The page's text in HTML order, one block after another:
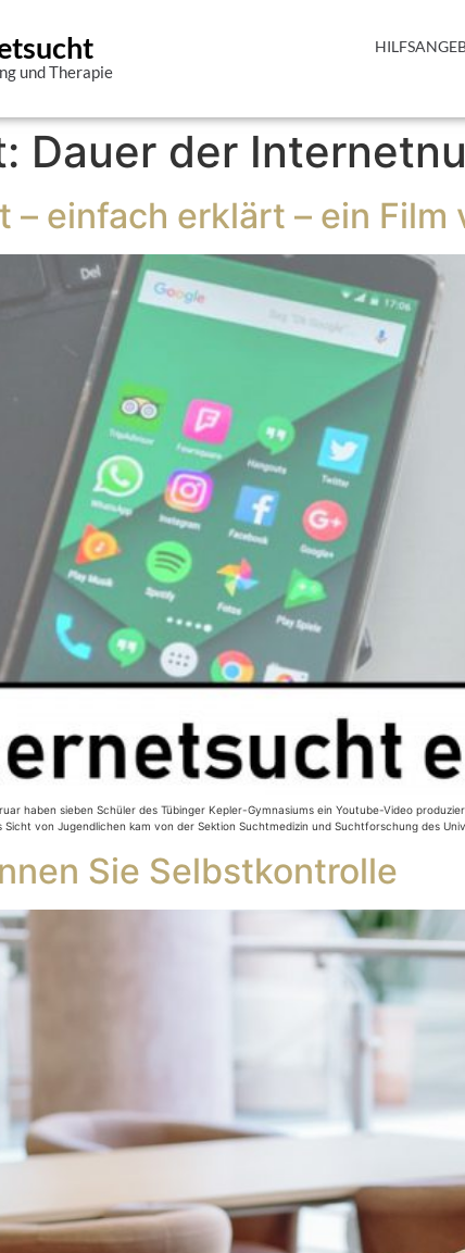
und Therapie
Dauer der
einfach erklärt – ein Film
haben sieben Schüler des Tübinger Kepler-Gymnasiums ein Youtube-Video
von Jugendlichen kam von der Sektion Suchtmedizin und Suchtforschung des
Sie Selbstkontrolle